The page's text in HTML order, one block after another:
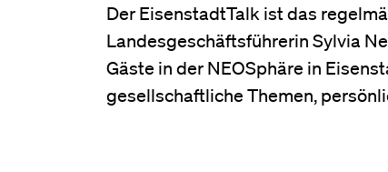
Der EisenstadtTalk ist das
Landesgeschäftsführerin Sylvia
Gäste in der NEOSphäre in
gesellschaftliche Themen,